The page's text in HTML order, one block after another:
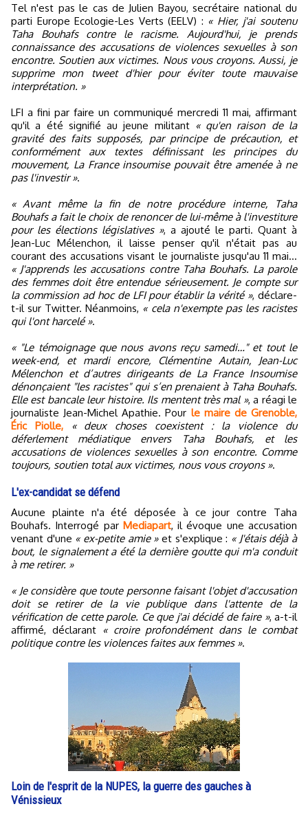
Tel n'est pas le cas de Julien Bayou, secrétaire national du
parti Europe Ecologie-Les Verts (EELV) : « Hier, j'ai soutenu
Taha Bouhafs contre le racisme. Aujourd'hui, je prends
connaissance des accusations de violences sexuelles à son
encontre. Soutien aux victimes. Nous vous croyons. Aussi, je
supprime mon tweet d'hier pour éviter toute mauvaise
interprétation. »
LFI a fini par faire un communiqué mercredi 11 mai, affirmant
qu'il a été signifié au jeune militant « qu'en raison de la
gravité des faits supposés, par principe de précaution, et
conformément aux textes définissant les principes du
mouvement, La France insoumise pouvait être amenée à ne
pas l'investir ».
« Avant même la fin de notre procédure interne, Taha
Bouhafs a fait le choix de renoncer de lui-même à l'investiture
pour les élections législatives », a ajouté le parti. Quant à
Jean-Luc Mélenchon, il laisse penser qu'il n'était pas au
courant des accusations visant le journaliste jusqu'au 11 mai...
« J'apprends les accusations contre Taha Bouhafs. La parole
des femmes doit être entendue sérieusement. Je compte sur
la commission ad hoc de LFI pour établir la vérité », déclare-
t-il sur Twitter. Néanmoins, « cela n'exempte pas les racistes
qui l'ont harcelé ».
« "Le témoignage que nous avons reçu samedi…" et tout le
week-end, et mardi encore, Clémentine Autain, Jean-Luc
Mélenchon et d’autres dirigeants de La France Insoumise
dénonçaient "les racistes" qui s’en prenaient à Taha Bouhafs.
Elle est bancale leur histoire. Ils mentent très mal », a réagi le
journaliste Jean-Michel Apathie. Pour le maire de Grenoble,
Éric Piolle,
« deux choses coexistent : la violence du
déferlement médiatique envers Taha Bouhafs, et les
accusations de violences sexuelles à son encontre. Comme
toujours, soutien total aux victimes, nous vous croyons ».
L'ex-candidat se défend
Aucune plainte n'a été déposée à ce jour contre Taha
Bouhafs. Interrogé par Mediapart, il évoque une accusation
venant d'une « ex-petite amie »et s'explique : « J'étais déjà à
bout, le signalement a été la dernière goutte qui m'a conduit
à me retirer. »
« Je considère que toute personne faisant l'objet d'accusation
doit se retirer de la vie publique dans l'attente de la
vérification de cette parole. Ce que j'ai décidé de faire », a-t-il
affirmé, déclarant « croire profondément dans le combat
politique contre les violences faites aux femmes ».
Loin de l'esprit de la NUPES, la guerre des gauches à
Vénissieux